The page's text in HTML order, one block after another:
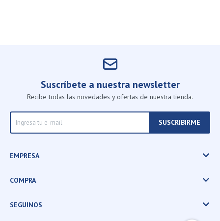
Suscríbete a nuestra newsletter
Recibe todas las novedades y ofertas de nuestra tienda.
SUSCRIBIRME
EMPRESA
COMPRA
SEGUINOS